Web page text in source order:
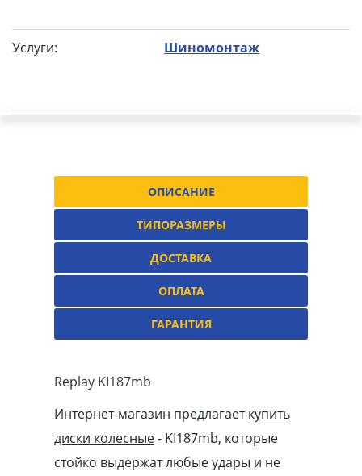
Услуги: Шиномонтаж
ОПИСАНИЕ
ТИПОРАЗМЕРЫ
ДОСТАВКА
ОПЛАТА
ГАРАНТИЯ
Replay KI187mb
Интернет-магазин предлагаеткупить
диски колесные- KI187mb, которые
стойко выдержат любые удары и не